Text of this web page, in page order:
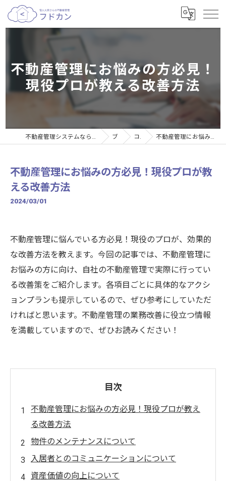
不動産管理にお悩みの方必見！
現役プロが教える改善方法
不動産管理システムなら個人大家さんの不動産管理サービスフドカン ブログ コラム 不動産管理にお悩みの方必見！現役プロが教える改善方法
不動産管理にお悩みの方必見！現役プロが教
える改善方法
2024/03/01
不動産管理に悩んでいる方必見！現役のプロが、効果的
な改善方法を教えます。今回の記事では、不動産管理に
お悩みの方に向け、自社の不動産管理で実際に行ってい
る改善策をご紹介します。各項目ごとに具体的なアクシ
ョンプランも提示しているので、ぜひ参考にしていただ
ければと思います。不動産管理の業務改善に役立つ情報
を満載していますので、ぜひお読みください！
目次
不動産管理にお悩みの方必見！現役プロが教え
る改善方法
物件のメンテナンスについて
入居者とのコミュニケーションについて
資産価値の向上について